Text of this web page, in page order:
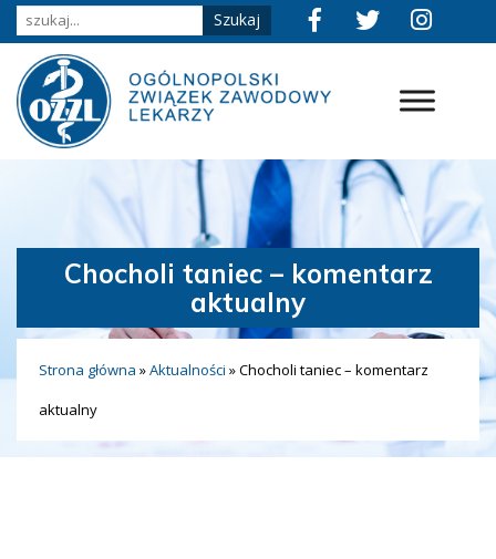
Chocholi taniec – komentarz
aktualny
Strona główna »Aktualności »Chocholi taniec – komentarz
aktualny